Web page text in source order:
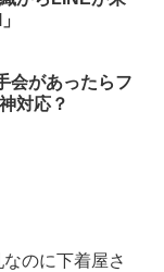
会があったらフ
対応？
のに下着屋さ